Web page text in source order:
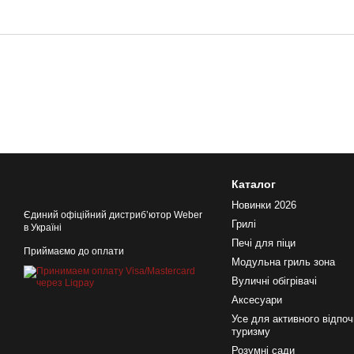
Єдиний офіційний дистрибʼютор Weber
в Україні
Приймаємо до оплати
Каталог
Новинки 2026
Грилі
Печі для піци
Модульна гриль зона
Вуличні обігрівачі
Аксесуари
Усе для активного
туризму
Розумні сади